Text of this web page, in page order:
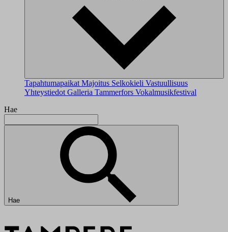
Tapahtumapaikat Majoitus Selkokieli Vastuullisuus
Yhteystiedot Galleria Tammerfors Vokalmusikfestival
Hae
Hae